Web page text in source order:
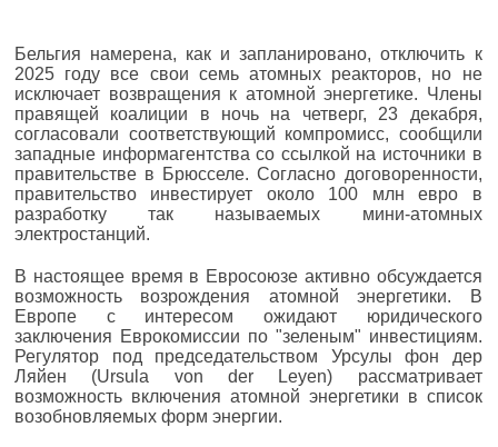
Бельгия намерена, как и запланировано, отключить к
2025 году все свои семь атомных реакторов, но не
исключает возвращения к атомной энергетике. Члены
правящей коалиции в ночь на четверг, 23 декабря,
согласовали соответствующий компромисс, сообщили
западные информагентства со ссылкой на источники в
правительстве в Брюсселе. Согласно договоренности,
правительство инвестирует около 100 млн евро в
разработку так называемых мини-атомных
электростанций.
В настоящее время в Евросоюзе активно обсуждается
возможность возрождения атомной энергетики. В
Европе с интересом ожидают юридического
заключения Еврокомиссии по "зеленым" инвестициям.
Регулятор под председательством Урсулы фон дер
Ляйен (Ursula von der Leyen) рассматривает
возможность включения атомной энергетики в список
возобновляемых форм энергии.